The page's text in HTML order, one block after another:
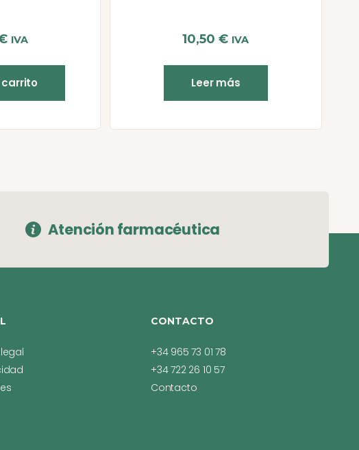
IVA 10,50€ IVA
Leer más
Atención farmacéutica
CONTACTO
+34 965 73 01 78
+34 722 26 10 57
Contacto